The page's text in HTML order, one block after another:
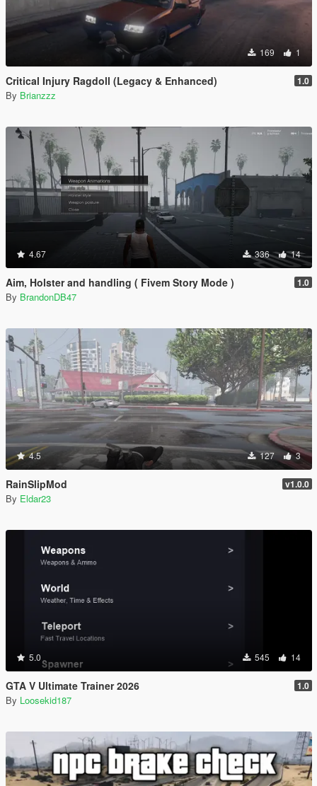
169 1
Critical Injury Ragdoll (Legacy & Enhanced) 1.0
By Brianzzz
4.67 336 14
Aim, Holster and handling ( Fivem Story Mode ) 1.0
By BrandonDB47
4.5 127 3
RainSlipMod v1.0.0
By Eldar23
5.0 545 14
GTA V Ultimate Trainer 2026 1.0
By Loosekid187